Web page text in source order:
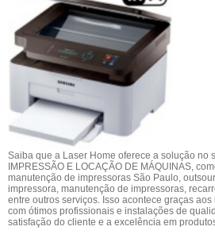
Saiba que a Laser Home oferece a solução no
IMPRESSÃO E LOCAÇÃO DE MÁQUINAS,
manutenção de impressoras São Paulo,
impressora, manutenção de impressoras,
entre outros serviços. Isso acontece graças
com ótimos profissionais e instalações de
satisfação do cliente e a excelência em